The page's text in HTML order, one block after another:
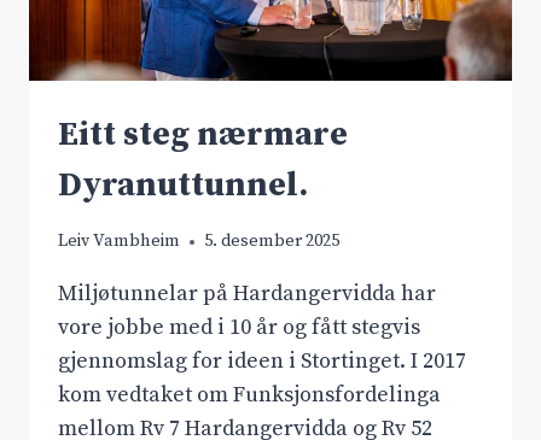
Eitt steg nærmare
Dyranuttunnel.
Leiv Vambheim 5. desember 2025
Miljøtunnelar på Hardangervidda har
vore jobbe med i 10 år og fått stegvis
gjennomslag for ideen i Stortinget. I 2017
kom vedtaket om Funksjonsfordelinga
mellom Rv 7 Hardangervidda og Rv 52